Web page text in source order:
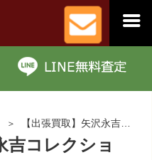
【出張買取】矢沢永吉コレクション
吉コレクショ